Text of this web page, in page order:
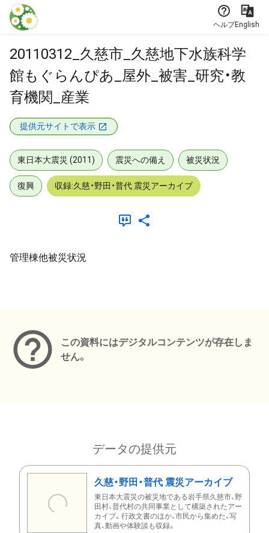
本文に飛ぶ
ヘルプEnglish
20110312_久慈市_久慈地下水族科学
館もぐらんぴあ_屋外_被害_研究・教
育機関_産業
提供元サイトで表示
東日本大震災 (2011) 震災への備え 被災状況
復興 収録:久慈・野田・普代 震災アーカイブ
管理棟他被災状況
この資料にはデジタルコンテンツが存在しま
せん。
データの提供元
久慈・野田・普代 震災アーカイブ
東日本大震災の被災地である岩手県久慈市、野
田村、普代村の共同事業として構築されたアー
カイブ。行政文書のほか、市民から集めた、写
真、動画や体験談も収録。